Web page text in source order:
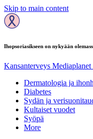
Skip to main content
Ihopsoriasikseen on nykyään
Kansanterveys Mediaplanet
Dermatologia ja
Diabetes
Sydän ja
Kultaiset vuodet
Syöpä
More